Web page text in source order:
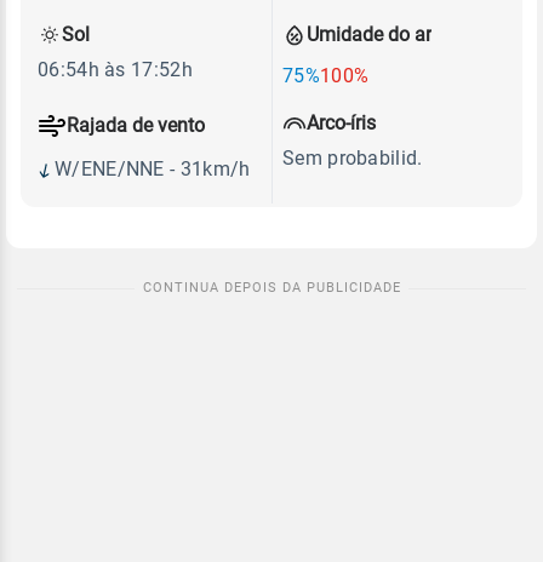
Umidade do ar
75%100%
Rajada de vento
W/ENE/NNE - 31km/h
Sol
06:54h às 17:52h
Arco-íris
Sem probabilid.